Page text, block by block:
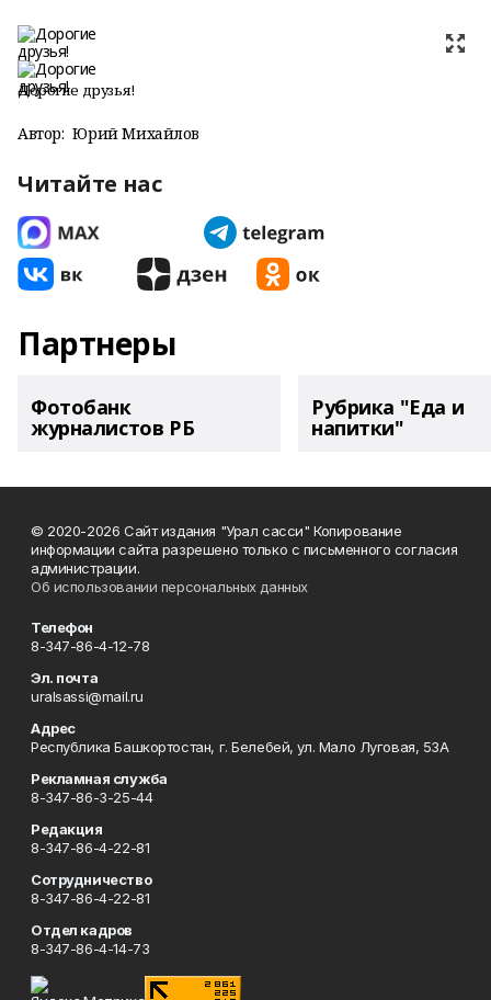
Дорогие друзья!
Автор: Юрий Михайлов
Читайте нас
Партнеры
Фотобанк
журналистов РБ
Рубрика "Еда и
напитки"
© 2020-2026 Сайт издания "Урал сасси" Копирование
информации сайта разрешено только с письменного согласия
администрации.
Об использовании персональных данных
Телефон
8-347-86-4-12-78
Эл. почта
uralsassi@mail.ru
Адрес
Республика Башкортостан, г. Белебей, ул. Мало Луговая, 53А
Рекламная служба
8-347-86-3-25-44
Редакция
8-347-86-4-22-81
Сотрудничество
8-347-86-4-22-81
Отдел кадров
8-347-86-4-14-73